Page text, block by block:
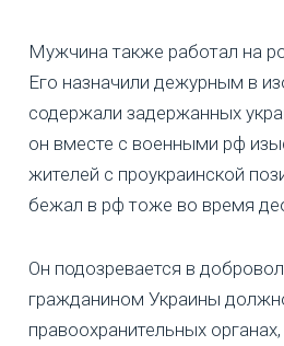
Мужчина также работал на
Его назначили дежурным в
содержали задержанных
он вместе с военными рф
жителей с проукраинской
бежал в рф тоже во время
Он подозревается в
гражданином Украины
правоохранительных